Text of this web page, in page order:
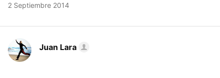
2 Septiembre 2014
Juan Lara